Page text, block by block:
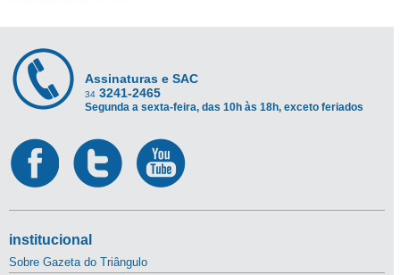
Assinaturas e SAC
34 3241-2465
Segunda a sexta-feira, das 10h às 18h, exceto feriados
institucional
Sobre Gazeta do Triângulo